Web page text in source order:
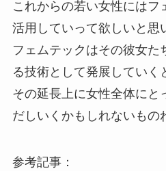
これからの若い女性にはフ
活用していって欲しいと思
フェムテックはその彼女た
る技術として発展していく
その延長上に女性全体にと
だしいくかもしれないもの
参考記事：